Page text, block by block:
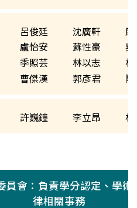
呂俊廷 沈廣軒
盧怡安 蘇性豪
季照芸 林以志
曹傑漢 郭彥君
許巍鐘 李立昂
員會：負責學分認定、學
律相關事務